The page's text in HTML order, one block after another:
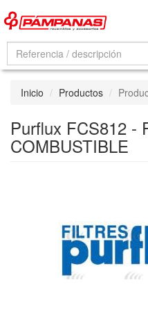
Inicio Productos
Purflux FCS812 -
COMBUSTIBLE